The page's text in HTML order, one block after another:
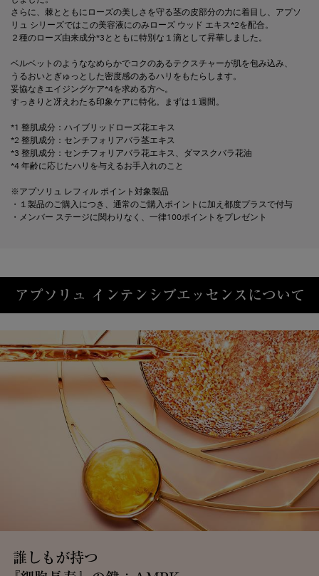
さらに、棘とともにローズの美しさを守る茎の皮部分の力に着目し、アプソ
リュ シリーズではこの美容液にのみローズ ウッド エキス*2を配合。
２種のローズ由来成分*3とともに特別な１滴として昇華しました。
ベルベットのようななめらかでコクのあるテクスチャーが肌を包み込み、
うるおいとぎゅっとした密度感のあるハリをもたらします。
妥協なきエイジングケア*4を求める方へ。
すっきりと冴えわたる印象ケアに特化。まずは１週間。
*1 整肌成分：ハイブリッドローズ花エキス
*2 整肌成分：センチフォリアバラ茎エキス
*3 整肌成分：センチフォリアバラ花エキス、ダマスクバラ花油
*4 年齢に応じたハリを与えるお手入れのこと
※アプソリュ レフィル ポイント対象製品
・１製品のご購入につき、通常のご購入ポイントに加え都度プラスで付与
・メンバー ステージに関わりなく、一律100ポイントをプレゼント
PDP Product description section
アプソリュ インテンシブエッセンスについて
誰しもが持つ